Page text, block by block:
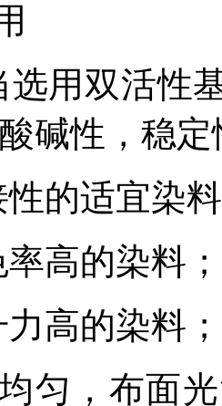
选用双活性
碱性，稳
性的适宜染
高的染料；
高的染料；
匀，布面